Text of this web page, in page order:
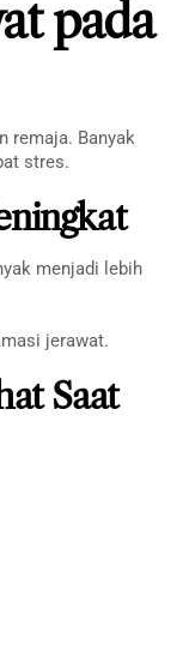
pada
remaja. Banyak
stres.
menjadi lebih
jerawat.
Saat